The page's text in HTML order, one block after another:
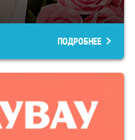
ПОДРОБНЕЕ